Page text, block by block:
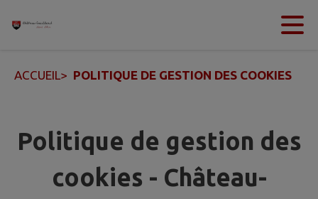
Contenu
ACCUEIL> POLITIQUE DE GESTION DES COOKIES
Politique de gestion des
cookies - Château-